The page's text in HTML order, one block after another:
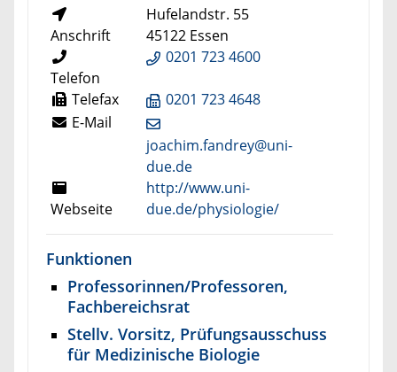
Anschrift
Hufelandstr. 55
45122 Essen
Telefon
0201 723 4600
Telefax
0201 723 4648
E-Mail
joachim.fandrey@uni-
due.de
Webseite
http://www.uni-
due.de/physiologie/
Funktionen
Professorinnen/Professoren,
Fachbereichsrat
Stellv. Vorsitz, Prüfungsausschuss
für Medizinische Biologie